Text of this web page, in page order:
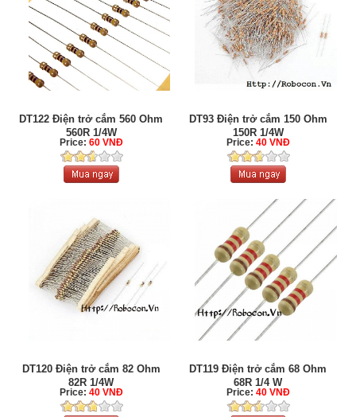
DT122 Điện trở cắm 560 Ohm
560R 1/4W
Price: 60 VNĐ
DT93 Điện trở cắm 150 Ohm
150R 1/4W
Price: 40 VNĐ
DT120 Điện trở cắm 82 Ohm
82R 1/4W
Price: 40 VNĐ
DT119 Điện trở cắm 68 Ohm
68R 1/4 W
Price: 40 VNĐ